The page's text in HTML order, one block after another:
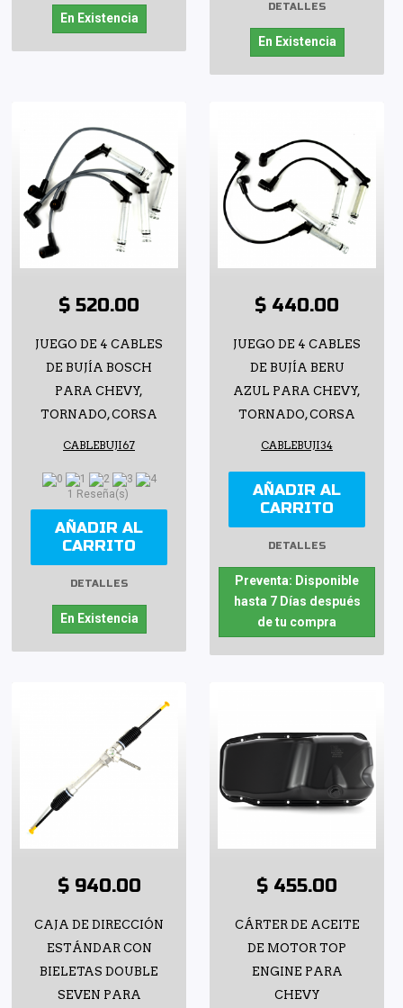
En Existencia
DETALLES
En Existencia
$ 520.00
JUEGO DE 4 CABLES
DE BUJÍA BOSCH
PARA CHEVY,
TORNADO, CORSA
CABLEBUJI67
1 Reseña(s)
AÑADIR AL
CARRITO
DETALLES
En Existencia
$ 440.00
JUEGO DE 4 CABLES
DE BUJÍA BERU
AZUL PARA CHEVY,
TORNADO, CORSA
CABLEBUJI34
AÑADIR AL
CARRITO
DETALLES
Preventa: Disponible
hasta 7 Días después
de tu compra
$ 940.00
CAJA DE DIRECCIÓN
ESTÁNDAR CON
BIELETAS DOUBLE
SEVEN PARA
$ 455.00
CÁRTER DE ACEITE
DE MOTOR TOP
ENGINE PARA
CHEVY